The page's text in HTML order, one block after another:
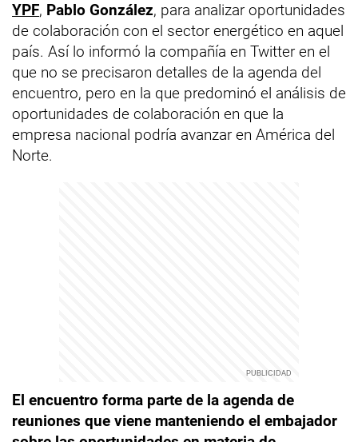
YPF, Pablo González, para analizar oportunidades
de colaboración con el sector energético en aquel
país. Así lo informó la compañía en Twitter en el
que no se precisaron detalles de la agenda del
encuentro, pero en la que predominó el análisis de
oportunidades de colaboración en que la
empresa nacional podría avanzar en América del
Norte.
El encuentro forma parte de la agenda de
reuniones que viene manteniendo el embajador